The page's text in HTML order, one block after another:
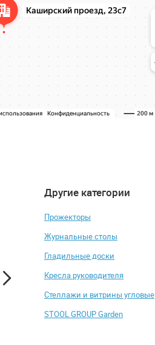
Другие категории
Прожекторы
Журнальные столы
Гладильные доски
Кресла руководителя
Стеллажи и витрины угловые
STOOL GROUP Garden
Шкаф высокий со стеклом